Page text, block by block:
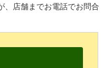
、店舗までお電話でお問合